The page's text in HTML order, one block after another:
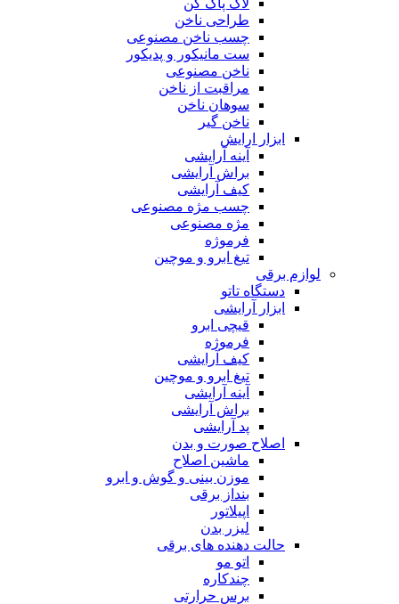
لاک پاک کن
طراحی ناخن
چسب ناخن مصنوعی
ست مانیکور و پدیکور
ناخن مصنوعی
مراقبت از ناخن
سوهان ناخن
ناخن گیر
ابزار ارایش
آینه آرایشی
براش آرایشی
کیف آرایشی
چسب مژه مصنوعی
مژه مصنوعی
فرموژه
تیغ ابرو و موچین
لوازم برقی
دستگاه تاتو
ابزار آرایشی
قیچی ابرو
فرموژه
کیف آرایشی
تیغ ابرو و موچین
آینه آرایشی
براش آرایشی
پد آرایشی
اصلاح صورت و بدن
ماشین اصلاح
موزن بینی و گوش و ابرو
بنداز برقی
اپیلاتور
لیزر بدن
حالت دهنده های برقی
اتو مو
چندکاره
برس حرارتی